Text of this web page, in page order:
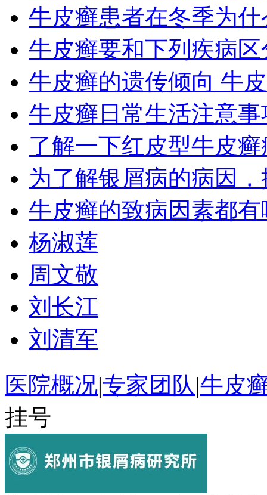
牛皮癣患者在冬季为
牛皮癣要和下列疾病
牛皮癣的遗传倾向 牛
牛皮癣日常生活注意事
了解一下红皮型牛皮
为了解银屑病的病因
牛皮癣的致病因素都
杨淑莲
周文敬
刘长江
刘清军
医院概况|专家团队 |牛皮
挂号